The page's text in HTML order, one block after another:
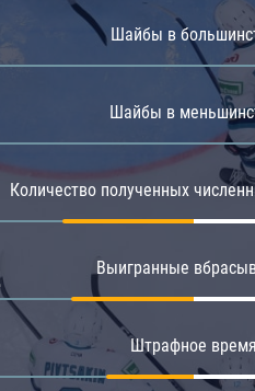
Шайбы в
Шайбы в
Количество полученных
Выигранные
Штрафное время